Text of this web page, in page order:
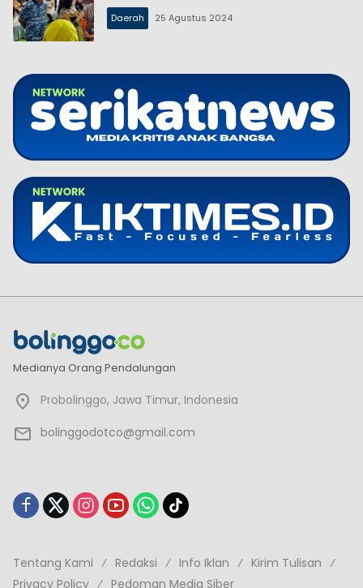
Daerah 25 Agustus 2024
Medianya Orang Pendalungan
Probolinggo, Jawa Timur, Indonesia
bolinggodotco@gmail.com
Tentang Kami Redaksi Info Iklan
Kirim Tulisan
Privacy Policy
Pedoman Media Siber